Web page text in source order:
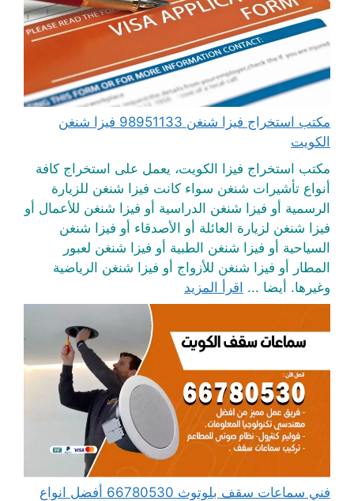
مكتب استخراج فيزا شنغن 98951133 فيزا شنغن
الكويت
مكتب استخراج فيزا الكويت، يعمل على استخراج كافة
أنواع تأشيرات شنغن سواء كانت فيزا شنغن للزيارة
الرسمية أو فيزا شنغن الدراسية أو فيزا شنغن للأعمال أو
فيزا شنغن لزيارة العائلة أو الأصدقاء أو فيزا شنغن
السياحية أو فيزا شنغن الطبية أو فيزا شنغن لعبور
المطار أو فيزا شنغن للأزواج أو فيزا شنغن الرياضية
وغيرها. أيضا ... اقرأ المزيد
فني سماعات سقف بلوتوث 66780530 أفضل انواع